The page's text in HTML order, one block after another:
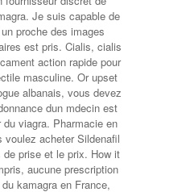
Je suis capable de
proche des images
est pris. Cialis, cialis
action rapide pour
masculine. Or upset
albanais, vous devez
dun mdecin est
viagra. Pharmacie en
acheter Sildenafil
prise et le prix. How it
aucune prescription
kamagra en France,